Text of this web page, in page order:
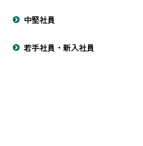
中堅社員
若手社員・新入社員